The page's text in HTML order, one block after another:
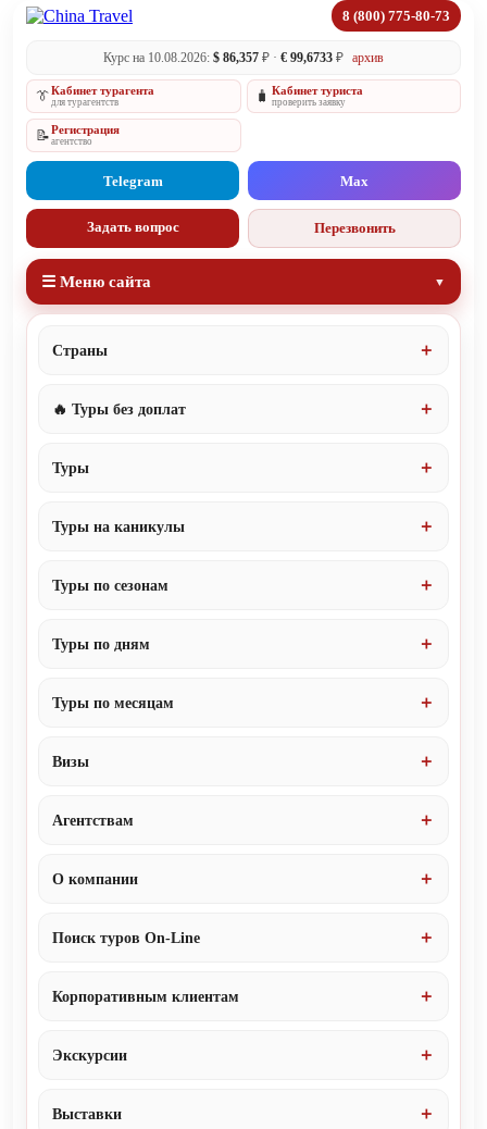
8 (800) 775-80-73
Курс на 10.08.2026: $ 86,357 ₽ · € 99,6733 ₽ архив
👔Кабинет турагента
для турагентств 🧳 Кабинет туриста
проверить заявку
📝Регистрация
агентство
Telegram Max
Задать вопрос Перезвонить
☰ Меню сайта
Страны
🔥 Туры без доплат
Туры
Туры на каникулы
Туры по сезонам
Туры по дням
Туры по месяцам
Визы
Агентствам
О компании
Поиск туров On-Line
Корпоративным клиентам
Экскурсии
Выставки